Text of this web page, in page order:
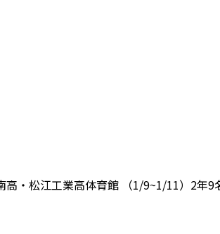
松江工業高体育館 （1/9~1/11）2年9